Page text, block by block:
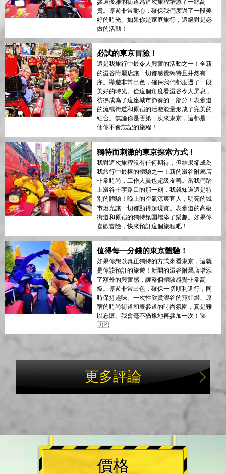
參道優雅的街道為這次旅程增添了一絲高
貴。導遊非常耐心，確保我們度過了一段美
好的時光。如果你是家庭旅行，這絕對是必
做的活動！
必試的東京冒險！
這是我旅行中最令人興奮的活動之一！全新
的澀谷附屬店讓一切都感覺獨特且井然有
序。導遊非常出色，確保我們都度過了一段
美好的時光。從這個角度看澀谷令人屏息，
彷彿成為了這座城市節奏的一部分！表參道
的流暢街道和原宿的活潑能量形成了完美的
結合。無論你是否第一次來東京，這都是一
個你不會忘記的旅程！
獨特而刺激的東京探索方式！
我對這次旅程沒有任何期待，但結果卻成為
我旅行中最棒的體驗之一！新的澀谷附屬店
非常時尚，工作人員也超級友善。當我們踏
上澀谷十字路口的那一刻，我就知道這是特
別的體驗！晚上的空氣涼爽宜人，明亮的城
市燈光讓一切都顯得超現實。表參道的高級
街道和原宿的獨特氛圍增添了樂趣。如果你
喜歡冒險，快來預訂這個旅程吧！
值得每一分錢的東京體驗！
如果你想以真正獨特的方式來看東京，這就
是你該預訂的旅遊！新開的澀谷附屬店增添
了額外的興奮感，讓整個體驗感覺非常高
級。導遊非常出色，確保一切順利進行，同
時保持趣味。一次性欣賞澀谷的霓虹燈、原
宿的時尚街道和表參道的時尚氛圍，真是難
以忘懷。我會毫不猶豫地再參加一次！🚀
🇯🇵
更多評論
價格